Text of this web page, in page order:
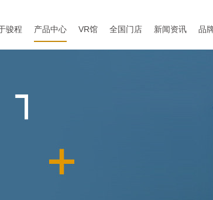
骏程 产品中心 VR馆 全国门店 新闻资讯 品